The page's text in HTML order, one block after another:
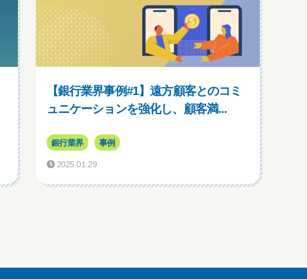
【銀行業界事例#1】遠方顧客とのコミ
ュニケーションを強化し、顧客満...
銀行業界 事例
2025.01.29